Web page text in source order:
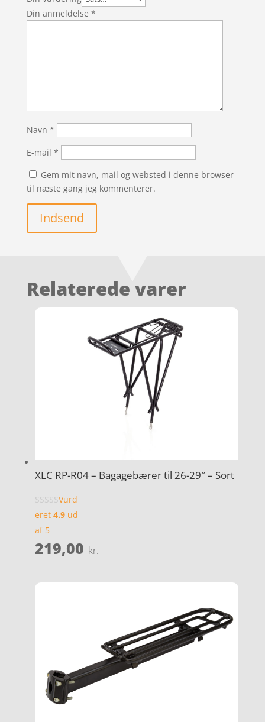
Din anmeldelse *
Navn *
E-mail *
Gem mit navn, mail og websted i denne browser
til næste gang jeg kommenterer.
Indsend
Relaterede varer
XLC RP-R04 – Bagagebærer til 26-29″ – Sort
Vurd
eret 4.9ud
af 5
219,00 kr.